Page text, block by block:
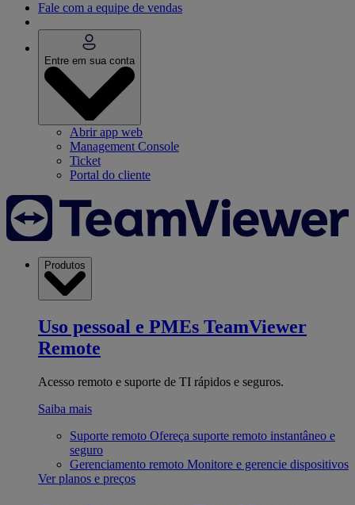
Fale com a equipe de vendas
Entre em sua conta
Abrir app web
Management Console
Ticket
Portal do cliente
Produtos
Uso pessoal e PMEs TeamViewer
Remote
Acesso remoto e suporte de TI rápidos e seguros.
Saiba mais
Suporte remoto Ofereça suporte remoto instantâneo e
seguro
Gerenciamento remoto Monitore e gerencie dispositivos
Ver planos e preços